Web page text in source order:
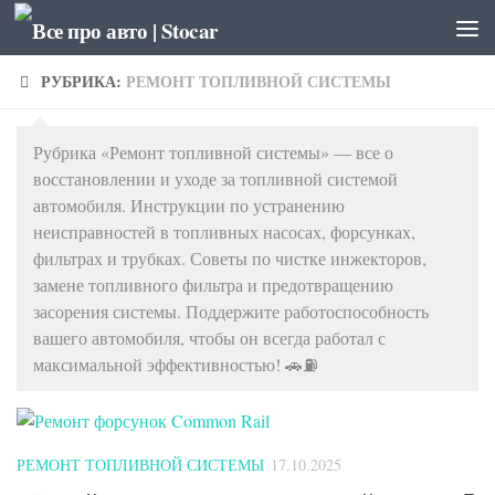
Перейти к содержимому
РУБРИКА: РЕМОНТ ТОПЛИВНОЙ СИСТЕМЫ
Рубрика «Ремонт топливной системы» — все о
восстановлении и уходе за топливной системой
автомобиля. Инструкции по устранению
неисправностей в топливных насосах, форсунках,
фильтрах и трубках. Советы по чистке инжекторов,
замене топливного фильтра и предотвращению
засорения системы. Поддержите работоспособность
вашего автомобиля, чтобы он всегда работал с
максимальной эффективностью! 🚗⛽
РЕМОНТ ТОПЛИВНОЙ СИСТЕМЫ 17.10.2025